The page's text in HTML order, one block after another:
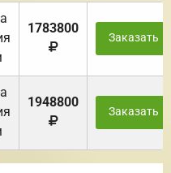
1783800
Заказать
1948800
Заказать